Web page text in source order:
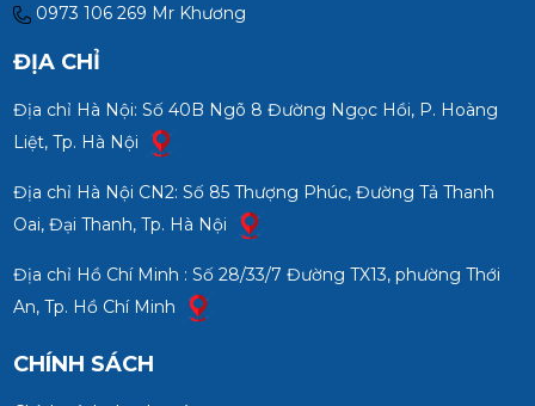
0973 106 269 Mr Khương
ĐỊA CHỈ
Địa chỉ Hà Nội: Số 40B Ngõ 8 Đường Ngọc Hồi, P. Hoàng
Liệt, Tp. Hà Nội
Địa chỉ Hà Nội CN2: Số 85 Thượng Phúc, Đường Tả Thanh
Oai, Đại Thanh, Tp. Hà Nội
Địa chỉ Hồ Chí Minh : Số 28/33/7 Đường TX13, phường Thới
An, Tp. Hồ Chí Minh
CHÍNH SÁCH